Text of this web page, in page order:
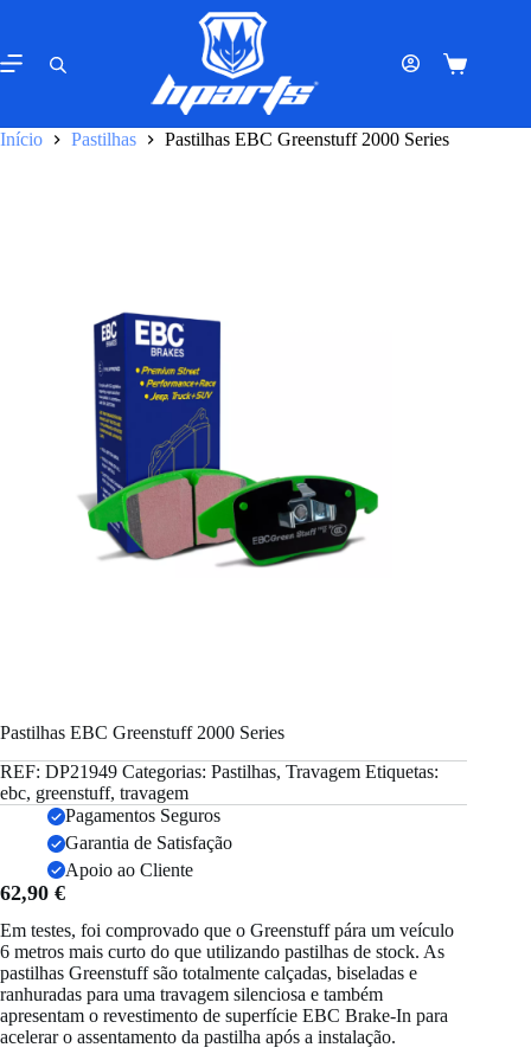
o
conteúdo
Carrinho
Início
Pastilhas Pastilhas EBC Greenstuff 2000 Series
Pastilhas EBC Greenstuff 2000 Series
REF: DP21949 Categorias: Pastilhas, Travagem Etiquetas:
ebc, greenstuff, travagem
Pagamentos Seguros
Garantia de Satisfação
Apoio ao Cliente
62,90 €
Em testes, foi comprovado que o Greenstuff pára um veículo
6 metros mais curto do que utilizando pastilhas de stock. As
pastilhas Greenstuff são totalmente calçadas, biseladas e
ranhuradas para uma travagem silenciosa e também
apresentam o revestimento de superfície EBC Brake-In para
acelerar o assentamento da pastilha após a instalação.